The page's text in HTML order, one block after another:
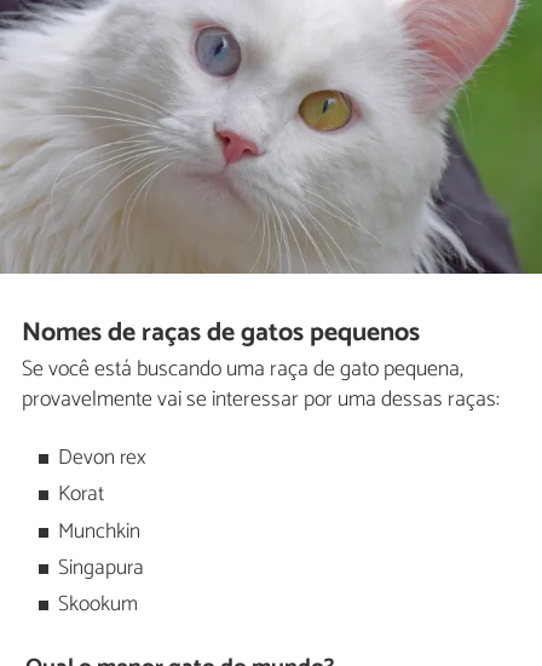
Nomes de raças de gatos pequenos
Se você está buscando uma raça de gato pequena,
provavelmente vai se interessar por uma dessas raças:
Devon rex
Korat
Munchkin
Singapura
Skookum